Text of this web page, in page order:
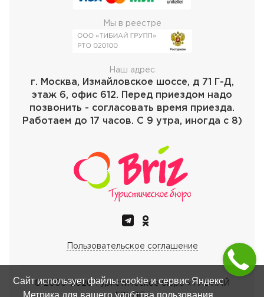
Мы в реестре
Наш адрес
г. Москва, Измайловское шоссе, д 71 Г-Д,
этаж 6, офис 612. Перед приездом надо
позвонить - согласовать время приезда.
Работаем до 17 часов. С 9 утра, иногда с 8)
Пользовательское соглашение
© 2000-2026Туристическое бюро «ТИБИАЙ
Сайт использует файлы cookie и сервис Яндекс
Метрика для вашего удобства пользования